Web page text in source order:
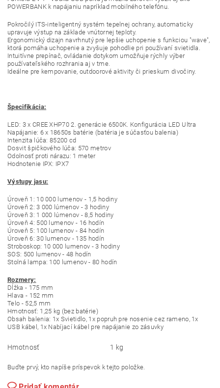
POWERBANK k napájaniu napríklad mobilného telefónu.
Pokročilý ITS-inteligentný systém tepelnej ochrany, automaticky
upravuje výstup na základe vnútornej teploty.
Ergonomický dizajn navrhnutý pre lepšie uchopenie s funkciou "wave",
ktorá pomáha uchopenie a zvyšuje pohodlie pri používaní svietidla.
Intuitívne prepínač, ovládanie dotykom umožňuje rýchly výber
používateľského rozhrania aj v tme.
Ideálne pre kempovanie, outdoorové aktivity či prieskum divočiny.
Špecifikácia:
LED: 3 x CREE XHP70 2. generácie 6500K. Konfigurácia LED Ultra
Napájanie: 6 x 18650s batérie (batéria je súčasťou balenia)
Intenzita lúča: 85200 cd
Dosvit špičkového lúča: 570 metrov
Odolnosť proti nárazu: 1 meter
Hodnotenie IPX: IPX7
Výstupy jasu:
Úroveň 1: 10 000 lumenov - 1,5 hodiny
Úroveň 2: 3 000 lúmenov - 3 hodiny
Úroveň 3: 1 000 lúmenov - 8,5 hodiny
Úroveň 4: 500 lumenov - 16 hodín
Úroveň 5: 100 lumenov - 84 hodín
Úroveň 6: 30 lumenov - 135 hodín
Stroboskop: 10 000 lumenov - 3 hodiny
SOS: 500 lumenov - 48 hodín
Stolná lampa: 100 lumenov - 80 hodín
Rozmery:
Dĺžka - 175 mm
Hlava - 152 mm
Telo - 52,5 mm
Hmotnosť: 1,25 kg (bez batérie)
Obsah balenia: 1x Svietidlo, 1x popruh pre nosenie cez rameno, 1x
USB kábel, 1x Nabíjací kábel pre napájanie zo zásuvky
Hmotnosť 1 kg
Buďte prvý, kto napíše príspevok k tejto položke.